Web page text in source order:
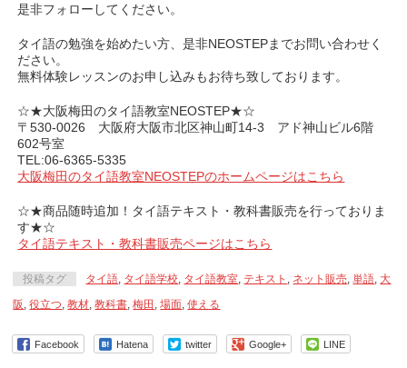
是非フォローしてください。
タイ語の勉強を始めたい方、是非NEOSTEPまでお問い合わせく
ださい。
無料体験レッスンのお申し込みもお待ち致しております。
☆★大阪梅田のタイ語教室NEOSTEP★☆
〒530-0026 大阪府大阪市北区神山町14-3 アド神山ビル6階
602号室
TEL:06-6365-5335
大阪梅田のタイ語教室NEOSTEPのホームページはこちら
☆★商品随時追加！タイ語テキスト・教科書販売を行っておりま
す★☆
タイ語テキスト・教科書販売ページはこちら
投稿タグ タイ語 タイ語学校 タイ語教室 テキスト ネット販売 ,単語 大
阪 ,役立つ ,教材 ,教科書 ,梅田 ,場面 ,使える
Facebook Hatena twitter Google+ LINE